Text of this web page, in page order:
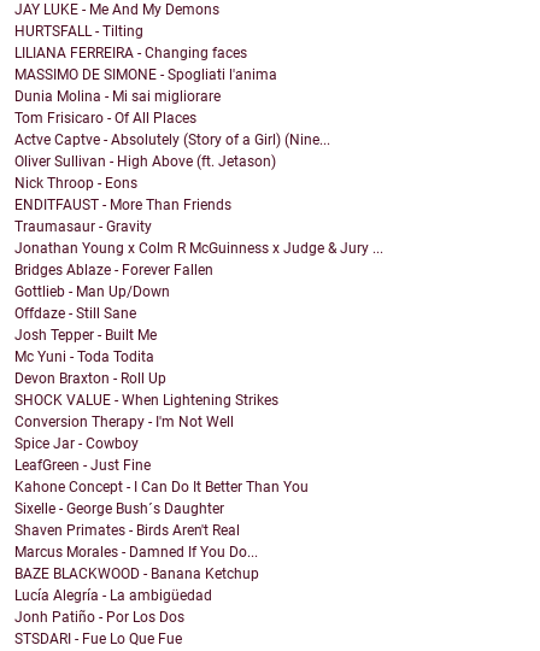
JAY LUKE - Me And My Demons
HURTSFALL - Tilting
LILIANA FERREIRA - Changing faces
MASSIMO DE SIMONE - Spogliati l'anima
Dunia Molina - Mi sai migliorare
Tom Frisicaro - Of All Places
Actve Captve - Absolutely (Story of a Girl) (Nine...
Oliver Sullivan - High Above (ft. Jetason)
Nick Throop - Eons
ENDITFAUST - More Than Friends
Traumasaur - Gravity
Jonathan Young x Colm R McGuinness x Judge & Jury ...
Bridges Ablaze - Forever Fallen
Gottlieb - Man Up/Down
Offdaze - Still Sane
Josh Tepper - Built Me
Mc Yuni - Toda Todita
Devon Braxton - Roll Up
SHOCK VALUE - When Lightening Strikes
Conversion Therapy - I'm Not Well
Spice Jar - Cowboy
LeafGreen - Just Fine
Kahone Concept - I Can Do It Better Than You
Sixelle - George Bush´s Daughter
Shaven Primates - Birds Aren't Real
Marcus Morales - Damned If You Do...
BAZE BLACKWOOD - Banana Ketchup
Lucía Alegría - La ambigüedad
Jonh Patiño - Por Los Dos
STSDARI - Fue Lo Que Fue